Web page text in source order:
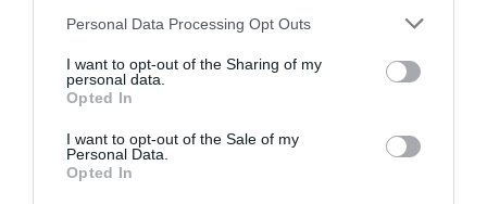
Personal Data Processing Opt Outs
I want to opt-out of the Sharing of my
personal data.
Opted In
I want to opt-out of the Sale of my
Personal Data.
Opted In